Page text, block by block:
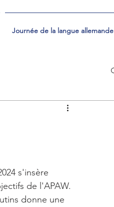
Journée de la langue allemande
s'insère
de l'APAW.
donne une